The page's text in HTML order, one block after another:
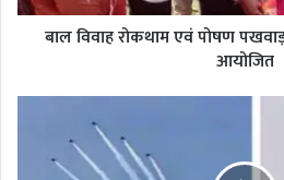
कार्यक्रम
आयोजितबाल विवाह रोकथाम एवं पोषण
आयोजित